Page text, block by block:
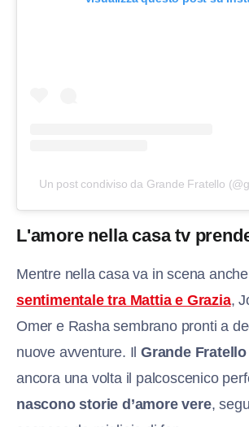
Un post condiviso da Grande Fratello
L'amore nella casa tv
Mentre nella casa va in scena anche
sentimentale tra Mattia e Grazia,
Omer e Rasha sembrano pronti a
nuove avventure. IlGrande Fratello
ancora una volta il palcoscenico
nascono storie d’amore vere,